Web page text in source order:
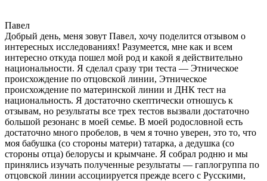
Павел
Добрый день, меня зовут Павел, хочу поделится отзывом о
интересных исследованиях! Разумеется, мне как и всем
интересно откуда пошел мой род и какой я действительно
национальности. Я сделал сразу три теста — Этническое
происхождение по отцовской линии, Этническое
происхождение по материнской линии и ДНК тест на
национальность. Я достаточно скептически отношусь к
отзывам, но результаты все трех тестов вызвали достаточно
большой резонанс в моей семье. В моей родословной есть
достаточно много пробелов, в чем я точно уверен, это то, что
моя бабушка (со стороны матери) татарка, а дедушка (со
стороны отца) белорусы и крымчане. Я собрал родню и мы
принялись изучать полученные результаты — гаплогруппа по
отцовской линии ассоциируется прежде всего с Русскими,